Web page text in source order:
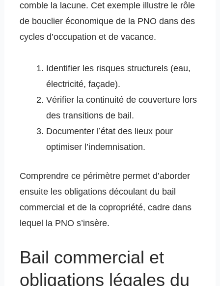
comble la lacune. Cet exemple illustre le rôle
de bouclier économique de la PNO dans des
cycles d’occupation et de vacance.
Identifier les risques structurels (eau,
électricité, façade).
Vérifier la continuité de couverture lors
des transitions de bail.
Documenter l’état des lieux pour
optimiser l’indemnisation.
Comprendre ce périmètre permet d’aborder
ensuite les obligations découlant du bail
commercial et de la copropriété, cadre dans
lequel la PNO s’insère.
Bail commercial et
obligations légales du